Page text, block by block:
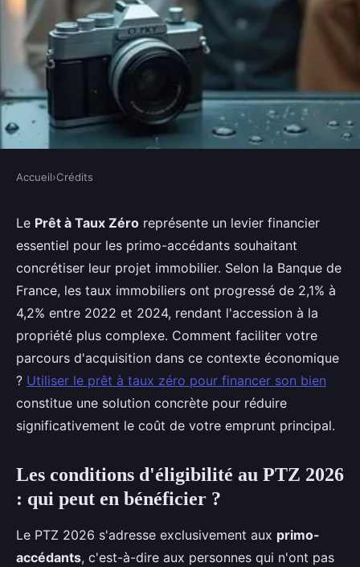
Prêt à taux zéro 2026 : comment
financer votre premier achat
Ismaël• 2 mars 2026•8 min de lecture
Accueil›Crédits
Le Prêt à Taux Zéro représente un levier financier
essentiel pour les primo-accédants souhaitant
concrétiser leur projet immobilier. Selon la Banque de
France, les taux immobiliers ont progressé de 2,1% à
4,2% entre 2022 et 2024, rendant l'accession à la
propriété plus complexe. Comment faciliter votre
parcours d'acquisition dans ce contexte économique
? Utiliser le prêt à taux zéro pour financer son bien
constitue une solution concrète pour réduire
significativement le coût de votre emprunt principal.
Les conditions d'éligibilité au PTZ 2026
: qui peut en bénéficier ?
Le PTZ 2026 s'adresse exclusivement aux primo-
accédants, c'est-à-dire aux personnes qui n'ont pas